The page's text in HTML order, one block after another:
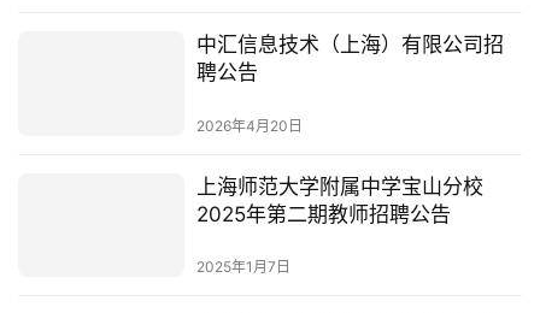
中汇信息技术（上海）有限公司招
聘公告
2026年4月20日
上海师范大学附属中学宝山分校
2025年第二期教师招聘公告
2025年1月7日